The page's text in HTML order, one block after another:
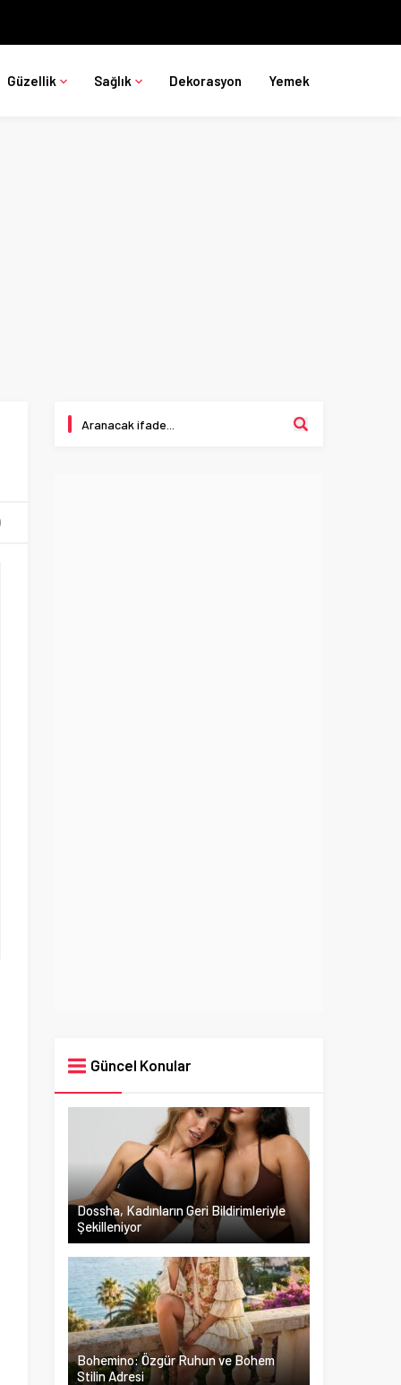
Güzellik Sağlık Dekorasyon Yemek
Güncel Konular
Dossha, Kadınların Geri Bildirimleriyle
Şekilleniyor
Bohemino: Özgür Ruhun ve Bohem
Stilin Adresi